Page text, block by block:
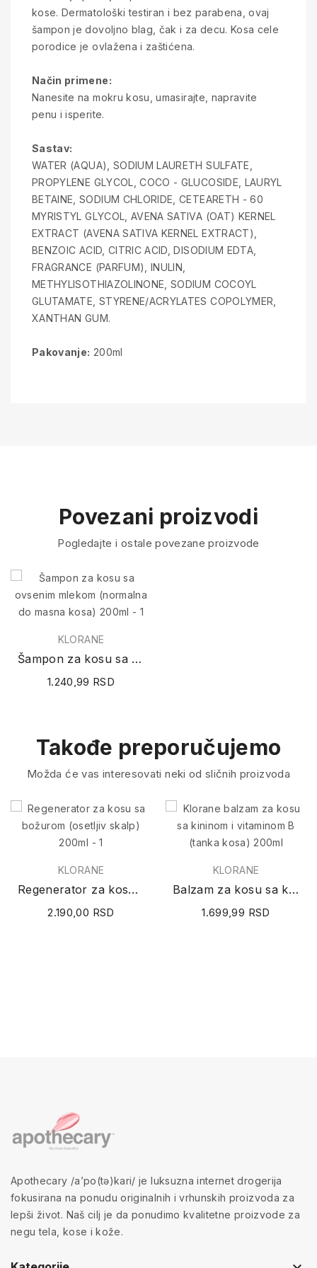
kose. Dermatološki testiran i bez parabena, ovaj
šampon je dovoljno blag, čak i za decu. Kosa cele
porodice je ovlažena i zaštićena.
Način primene:
Nanesite na mokru kosu, umasirajte, napravite
penu i isperite.
Sastav:
WATER (AQUA), SODIUM LAURETH SULFATE,
PROPYLENE GLYCOL, COCO - GLUCOSIDE, LAURYL
BETAINE, SODIUM CHLORIDE, CETEARETH - 60
MYRISTYL GLYCOL, AVENA SATIVA (OAT) KERNEL
EXTRACT (AVENA SATIVA KERNEL EXTRACT),
BENZOIC ACID, CITRIC ACID, DISODIUM EDTA,
FRAGRANCE (PARFUM), INULIN,
METHYLISOTHIAZOLINONE, SODIUM COCOYL
GLUTAMATE, STYRENE/ACRYLATES COPOLYMER,
XANTHAN GUM.
Pakovanje: 200ml
Povezani proizvodi
Pogledajte i ostale povezane proizvode
KLORANE
Šampon za kosu sa ovsenim mlekom (normalna do...
1.240,99 RSD
Takođe preporučujemo
Možda će vas interesovati neki od sličnih proizvoda
KLORANE
Regenerator za kosu sa božurom (osetljiv skalp)...
2.190,00 RSD
KLORANE
Balzam za kosu sa kininom i vitaminom B (tanka...
1.699,99 RSD
Apothecary /a’po(tə)kari/ je luksuzna internet drogerija
fokusirana na ponudu originalnih i vrhunskih proizvoda za
lepši život. Naš cilj je da ponudimo kvalitetne proizvode za
negu tela, kose i kože.